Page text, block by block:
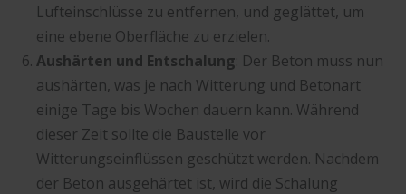
Lufteinschlüsse zu entfernen, und geglättet, um
eine ebene Oberfläche zu erzielen.
Aushärten und Entschalung: Der Beton muss nun
aushärten, was je nach Witterung und Betonart
einige Tage bis Wochen dauern kann. Während
dieser Zeit sollte die Baustelle vor
Witterungseinflüssen geschützt werden. Nachdem
der Beton ausgehärtet ist, wird die Schalung